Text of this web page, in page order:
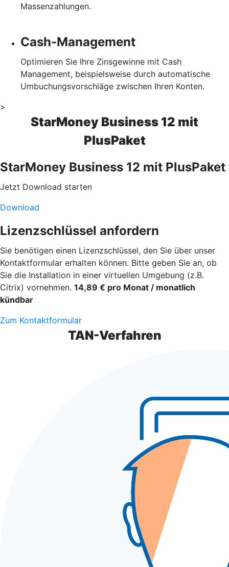
Massenzahlungen.
Cash-Management
Optimieren Sie Ihre Zinsgewinne mit Cash
Management, beispielsweise durch automatische
Umbuchungsvorschläge zwischen Ihren Konten.
>
StarMoney Business 12 mit
PlusPaket
StarMoney Business 12 mit PlusPaket
Jetzt Download starten
Download
Lizenzschlüssel anfordern
Sie benötigen einen Lizenzschlüssel, den Sie über unser
Kontaktformular erhalten können. Bitte geben Sie an, ob
Sie die Installation in einer virtuellen Umgebung (z.B.
Citrix) vornehmen. 14,89 € pro Monat / monatlich
kündbar
Zum Kontaktformular
TAN-Verfahren